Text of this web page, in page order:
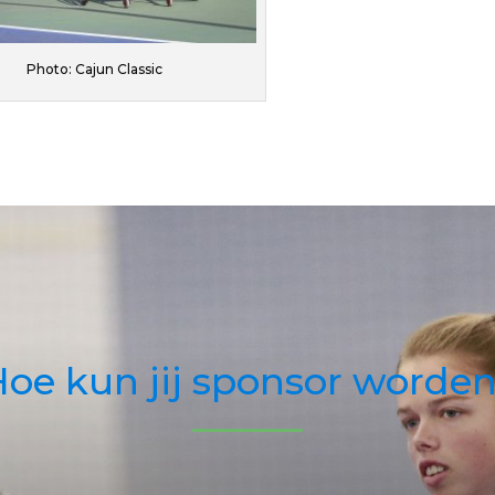
Photo: Cajun Classic
kun jij sponsor